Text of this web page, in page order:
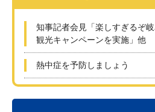
知事記者会見「楽しすぎるぞ
観光キャンペーンを実施」他
熱中症を予防しましょう